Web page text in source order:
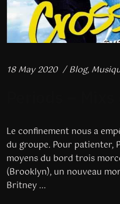
18 May 2020 Blog,
Le confinement nous a
du groupe. Pour patienter,
moyens du bord trois
(Brooklyn), un nouveau
Britney ...